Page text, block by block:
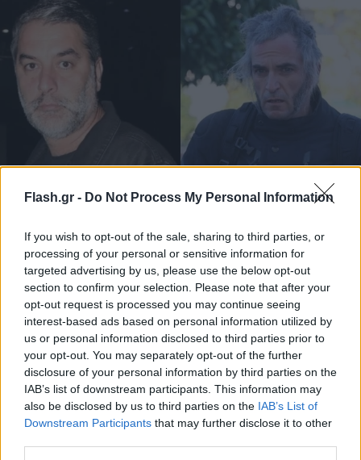
Flash.gr - Do Not Process My Personal Information
If you wish to opt-out of the sale, sharing to third parties, or
processing of your personal or sensitive information for
targeted advertising by us, please use the below opt-out
section to confirm your selection. Please note that after your
opt-out request is processed you may continue seeing
interest-based ads based on personal information utilized by
us or personal information disclosed to third parties prior to
your opt-out. You may separately opt-out of the further
disclosure of your personal information by third parties on the
IAB’s list of downstream participants. This information may
also be disclosed by us to third parties on the IAB’s List of
Downstream Participants that may further disclose it to other
Έξαλλος ο Βασίλης Μπισμπίκης με τις δηλώσεις
Σερβετάλη για τις αμβλώσεις
Η αντίδραση του ηθοποιού στο Instagram, για τις δηλώσεις
του συναδέλφου του.
27.01.2025 19:02
Συντακτική
Flash.gr